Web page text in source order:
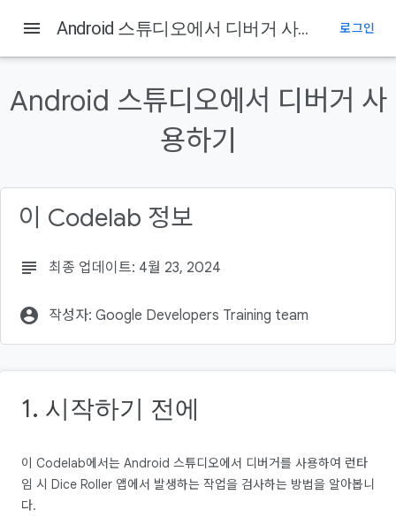
1. 시작하기 전에
기본 요건
menu Android 스튜디오에서 디버거 사용하기 로그인
Android 스튜디오에서 디버거 사
용하기
이 Codelab 정보
subject 최종 업데이트: 4월 23, 2024
account_circle 작성자: Google Developers Training team
1. 시작하기 전에
이 Codelab에서는 Android 스튜디오에서 디버거를 사용하여 런타
임 시 Dice Roller 앱에서 발생하는 작업을 검사하는 방법을 알아봅니
다.